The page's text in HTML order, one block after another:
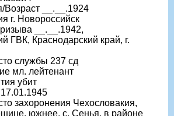
Возраст __.__.1924
г. Новороссийск
__.__.1942,
ГВК, Краснодарский край, г.
службы 237 сд
мл. лейтенант
убит
захоронения Чехословакия,
южнее, с. Сенья, в районе